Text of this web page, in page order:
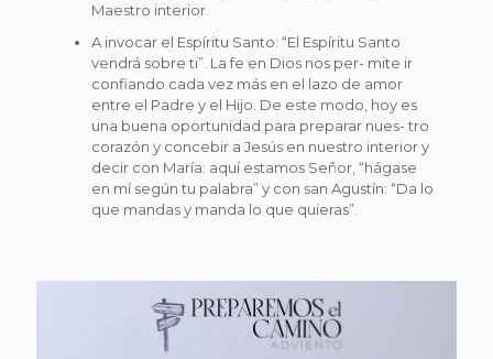
Maestro interior.
A invocar el Espíritu Santo: “El Espíritu Santo
vendrá sobre ti”. La fe en Dios nos per- mite ir
confiando cada vez más en el lazo de amor
entre el Padre y el Hijo. De este modo, hoy es
una buena oportunidad para preparar nues- tro
corazón y concebir a Jesús en nuestro interior y
decir con María: aquí estamos Señor, “hágase
en mí según tu palabra” y con san Agustín: “Da lo
que mandas y manda lo que quieras”.